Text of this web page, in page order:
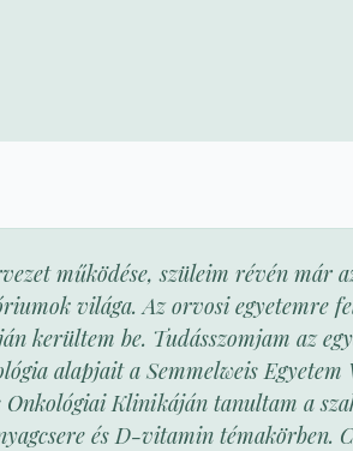
működése, szüleim révén már
világa. Az orvosi egyetemre
kerültem be. Tudásszomjam az
alapjait a Semmelweis
Onkológiai Klinikáján tanultam a
és D-vitamin témakörben.